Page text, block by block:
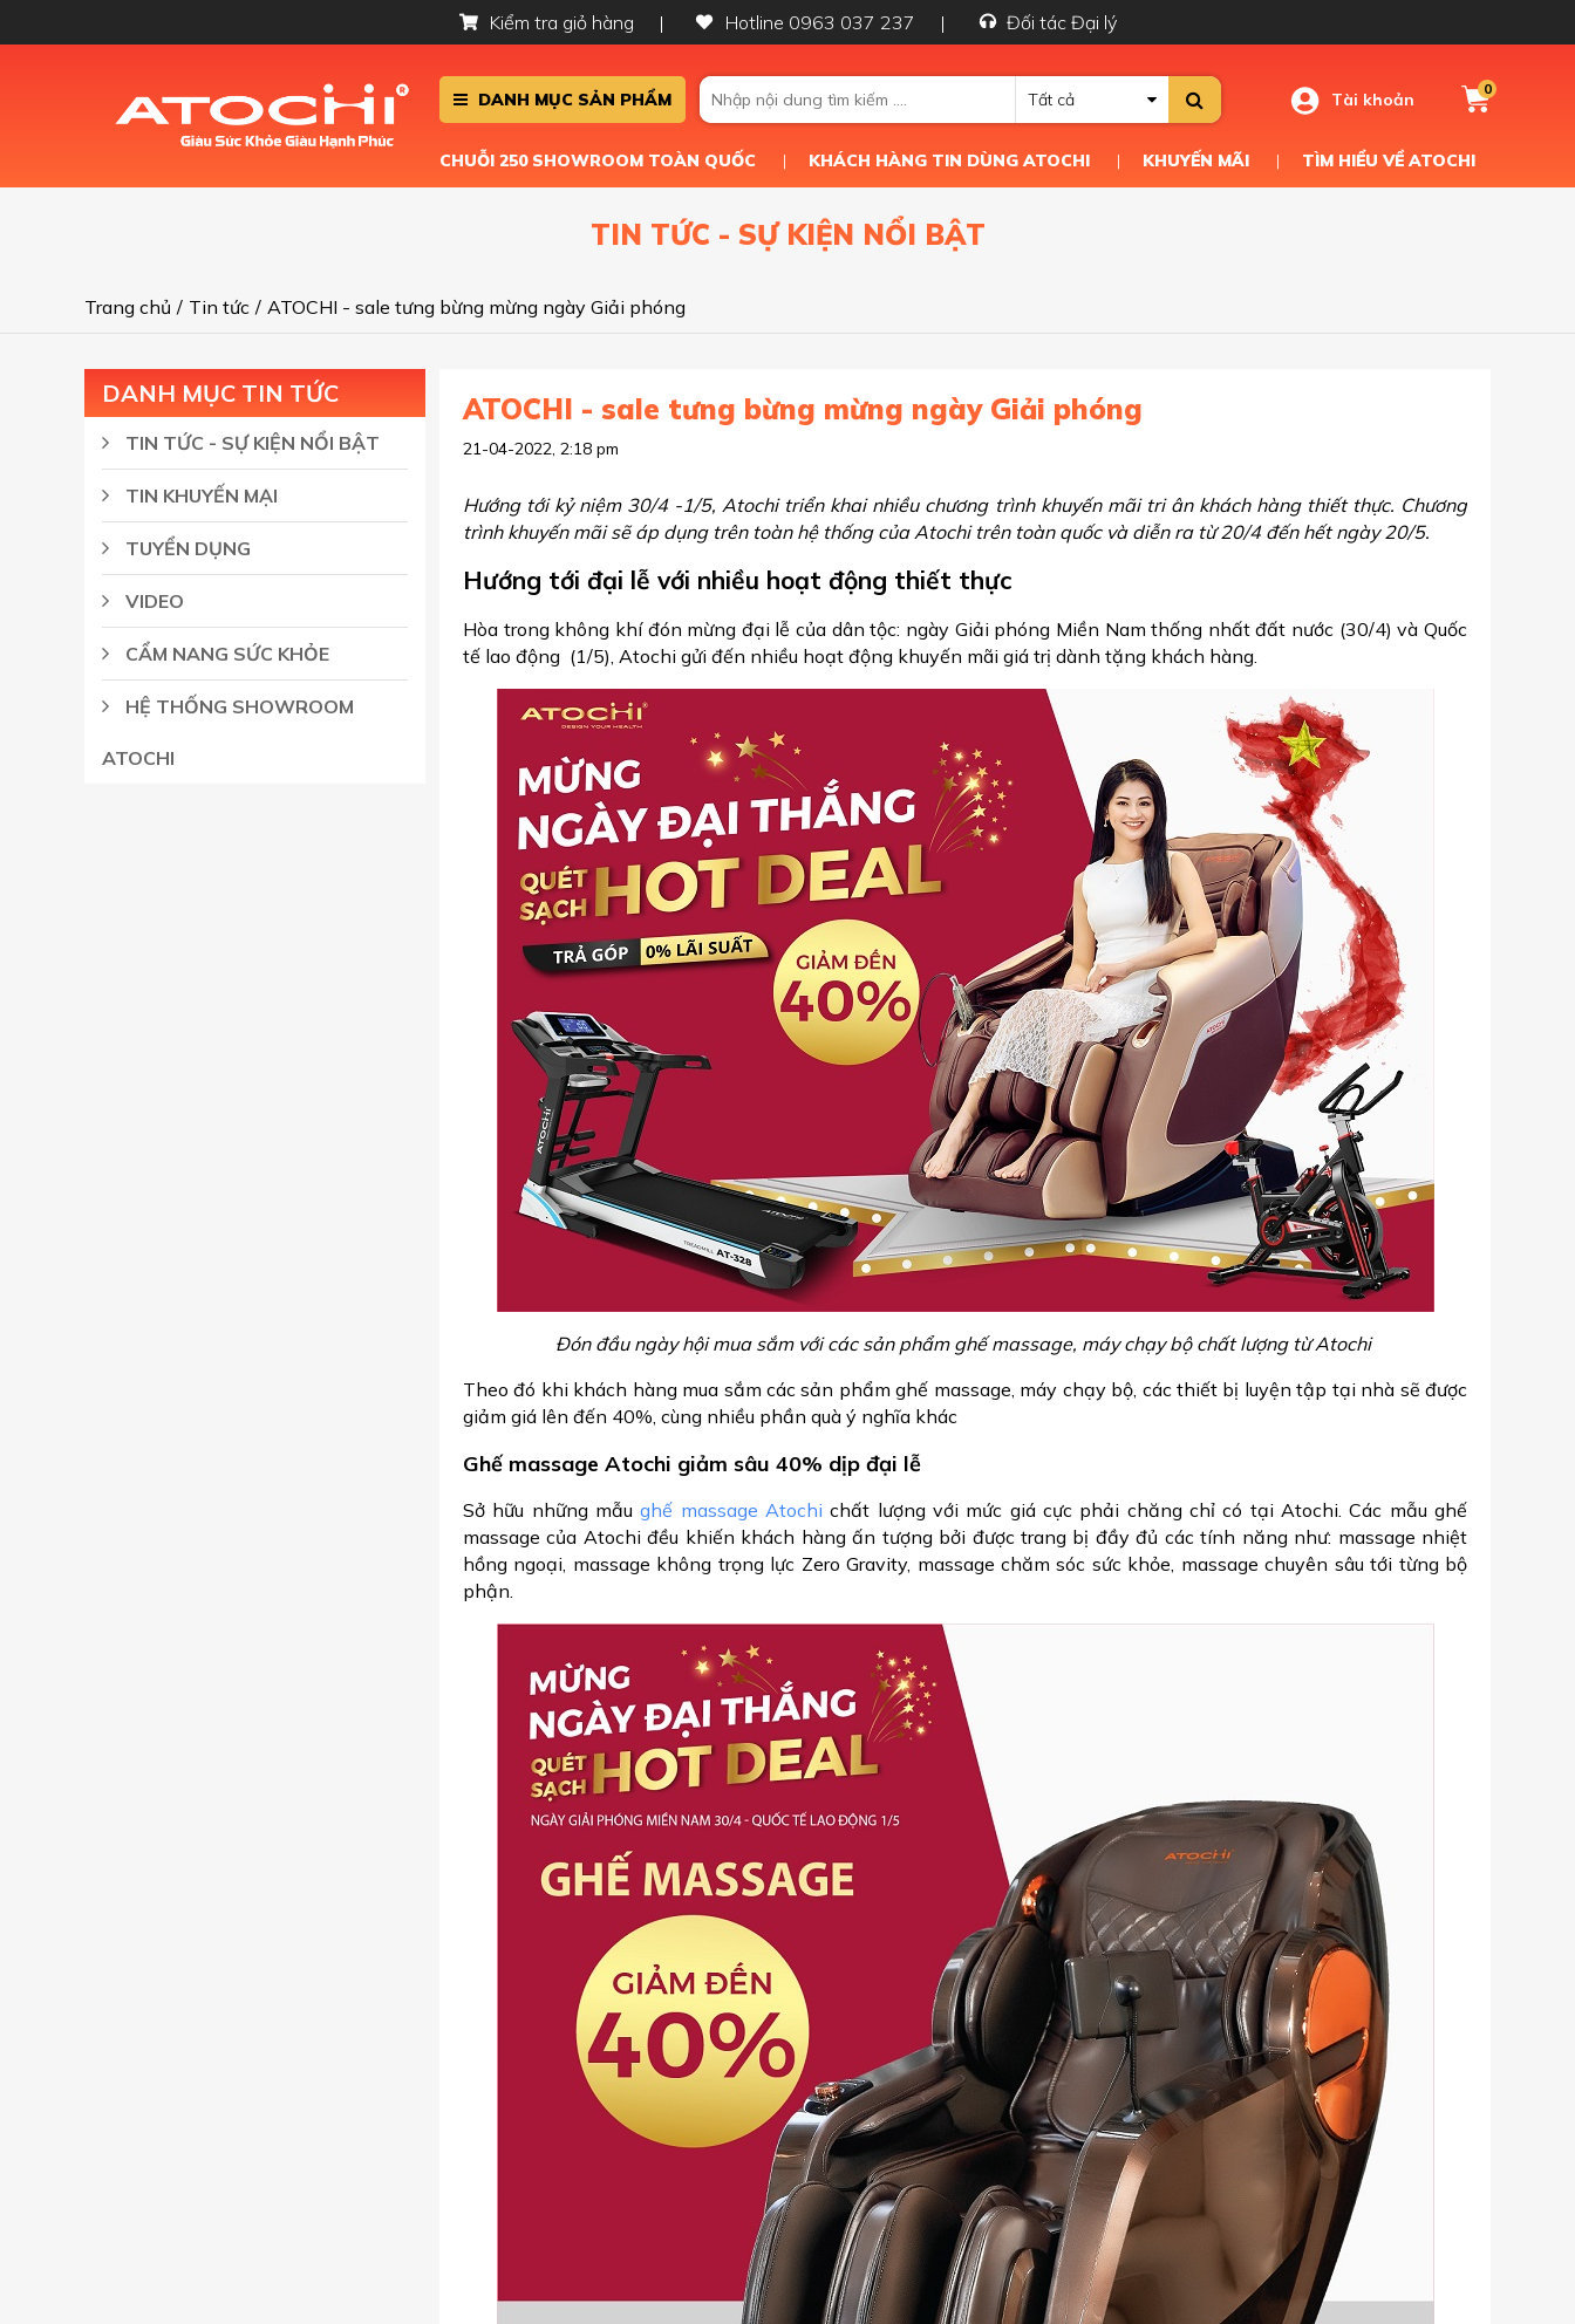
Kiểm tra giỏ hàng Hotline 0963 037 237 Đối tác Đại lý
DANH MỤC SẢN PHẨM Tất cả Tài khoản
0
CHUỖI 250 SHOWROOM TOÀN QUỐC KHÁCH HÀNG TIN DÙNG ATOCHI KHUYẾN MÃI TÌM HIỂU VỀ ATOCHI
TIN TỨC - SỰ KIỆN NỔI BẬT
Trang chủ / Tin tức / ATOCHI - sale tưng bừng mừng ngày Giải phóng
DANH MỤC TIN TỨC
TIN TỨC - SỰ KIỆN NỔI BẬT
TIN KHUYẾN MẠI
TUYỂN DỤNG
VIDEO
CẨM NANG SỨC KHỎE
HỆ THỐNG SHOWROOM
ATOCHI
ATOCHI - sale tưng bừng mừng ngày Giải phóng
21-04-2022, 2:18 pm
Hướng tới kỷ niệm 30/4 -1/5, Atochi triển khai nhiều chương trình khuyến mãi tri ân khách hàng thiết thực. Chương
trình khuyến mãi sẽ áp dụng trên toàn hệ thống của Atochi trên toàn quốc và diễn ra từ 20/4 đến hết ngày 20/5.
Hướng tới đại lễ với nhiều hoạt động thiết thực
Hòa trong không khí đón mừng đại lễ của dân tộc: ngày Giải phóng Miền Nam thống nhất đất nước (30/4) và Quốc
tế lao động (1/5), Atochi gửi đến nhiều hoạt động khuyến mãi giá trị dành tặng khách hàng.
Đón đầu ngày hội mua sắm với các sản phẩm ghế massage, máy chạy bộ chất lượng từ Atochi
Theo đó khi khách hàng mua sắm các sản phẩm ghế massage, máy chạy bộ, các thiết bị luyện tập tại nhà sẽ được
giảm giá lên đến 40%, cùng nhiều phần quà ý nghĩa khác
Ghế massage Atochi giảm sâu 40% dịp đại lễ
Sở hữu những mẫughế massage Atochi chất lượng với mức giá cực phải chăng chỉ có tại Atochi. Các mẫu ghế
massage của Atochi đều khiến khách hàng ấn tượng bởi được trang bị đầy đủ các tính năng như: massage nhiệt
hồng ngoại, massage không trọng lực Zero Gravity, massage chăm sóc sức khỏe, massage chuyên sâu tới từng bộ
phận.